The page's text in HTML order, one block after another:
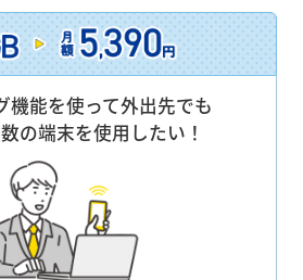
機能を使って外出先でも
の端末を使用したい！